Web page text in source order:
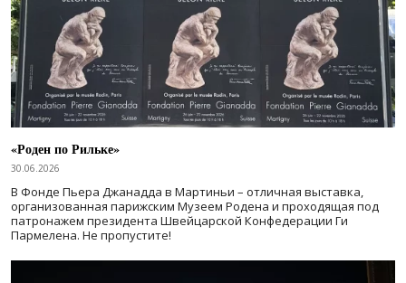
«Роден по Рильке»
30.06.2026
В Фонде Пьера Джанадда в Мартиньи – отличная выставка,
организованная парижским Музеем Родена и проходящая под
патронажем президента Швейцарской Конфедерации Ги
Пармелена. Не пропустите!